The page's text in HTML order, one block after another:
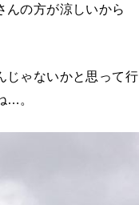
んの方が涼しいから
じゃないかと思って行
…。